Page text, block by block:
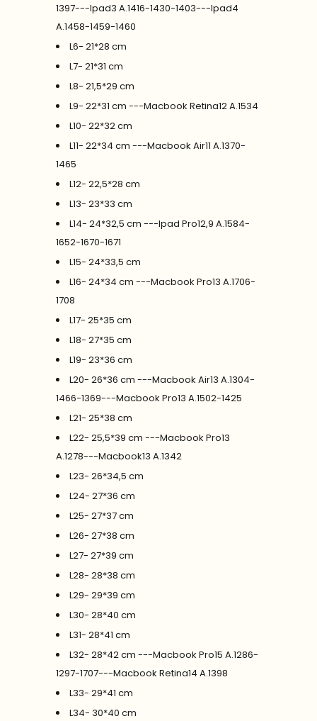
1397---Ipad3 A.1416-1430-1403---Ipad4
A.1458-1459-1460
L6- 21*28 cm
L7- 21*31 cm
L8- 21,5*29 cm
L9- 22*31 cm ---Macbook Retina12 A.1534
L10- 22*32 cm
L11- 22*34 cm ---Macbook Air11 A.1370-
1465
L12- 22,5*28 cm
L13- 23*33 cm
L14- 24*32,5 cm ---Ipad Pro12,9 A.1584-
1652-1670-1671
L15- 24*33,5 cm
L16- 24*34 cm ---Macbook Pro13 A.1706-
1708
L17- 25*35 cm
L18- 27*35 cm
L19- 23*36 cm
L20- 26*36 cm ---Macbook Air13 A.1304-
1466-1369---Macbook Pro13 A.1502-1425
L21- 25*38 cm
L22- 25,5*39 cm ---Macbook Pro13
A.1278---Macbook13 A.1342
L23- 26*34,5 cm
L24- 27*36 cm
L25- 27*37 cm
L26- 27*38 cm
L27- 27*39 cm
L28- 28*38 cm
L29- 29*39 cm
L30- 28*40 cm
L31- 28*41 cm
L32- 28*42 cm ---Macbook Pro15 A.1286-
1297-1707---Macbook Retina14 A.1398
L33- 29*41 cm
L34- 30*40 cm